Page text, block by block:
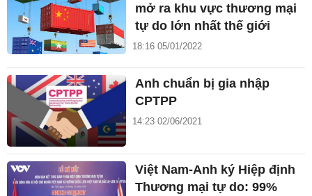
mở ra khu vực thương mại
tự do lớn nhất thế giới
18:16 05/01/2022
Anh chuẩn bị gia nhập
CPTPP
14:23 02/06/2021
Việt Nam-Anh ký Hiệp định
Thương mại tự do: 99%